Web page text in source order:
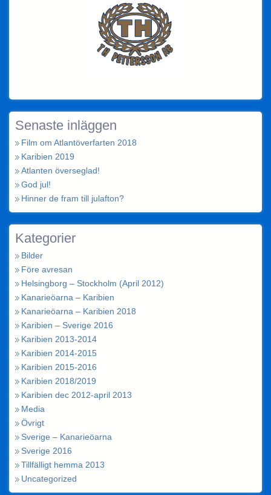
Senaste inläggen
Film om Atlantöverfarten 2018
Karibien 2019
Atlanten överseglad!
God jul!
Hinner de fram till julafton?
Kategorier
Bilder
Före avresan
Helsingborg – Stockholm (April 2012)
Kanarieöarna – Karibien
Kanarieöarna – Karibien 2018
Karibien – Sverige 2016
Karibien 2013-2014
Karibien 2014-2015
Karibien 2015-2016
Karibien 2018/2019
Karibien dec 2012-april 2013
Media
Övrigt
Sverige – Kanarieöarna
Sverige 2016
Tillfälligt hemma 2013
Uncategorized